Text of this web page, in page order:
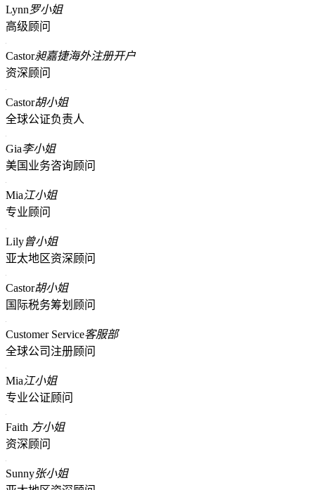
Lynn罗小姐
高级顾问
Castor昶嘉捷海外注册开户
资深顾问
Castor胡小姐
全球公证负责人
Gia李小姐
美国业务咨询顾问
Mia江小姐
专业顾问
Lily曾小姐
亚太地区资深顾问
Castor胡小姐
国际税务筹划顾问
Customer Service客服部
全球公司注册顾问
Mia江小姐
专业公证顾问
Faith 方小姐
资深顾问
Sunny张小姐